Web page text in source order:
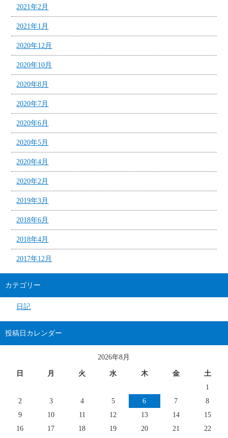
2021年2月
2021年1月
2020年12月
2020年10月
2020年8月
2020年7月
2020年6月
2020年5月
2020年4月
2020年2月
2019年3月
2018年6月
2018年4月
2017年12月
カテゴリー
日記
投稿日カレンダー
2026年8月
日 月 火 水 木 金
土
1
2
3 4 5 6 7
8
9
10 11 12 13 14
15
16
17 18 19 20 21 22